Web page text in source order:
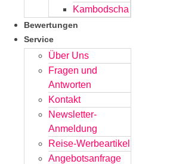
Kambodscha
Bewertungen
Service
Über Uns
Fragen und
Antworten
Kontakt
Newsletter-
Anmeldung
Reise-Werbeartikel
Angebotsanfrage